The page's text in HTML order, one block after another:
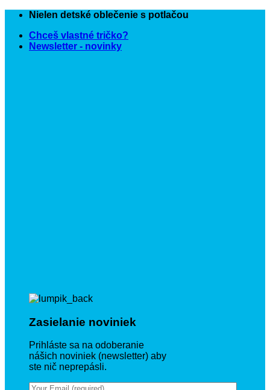
Skip
content
Nielen detské oblečenie s potlačou
Chceš vlastné tričko?
Newsletter - novinky
Zasielanie noviniek
Prihláste sa na odoberanie
nášich noviniek (newsletter) aby
ste nič neprepásli.